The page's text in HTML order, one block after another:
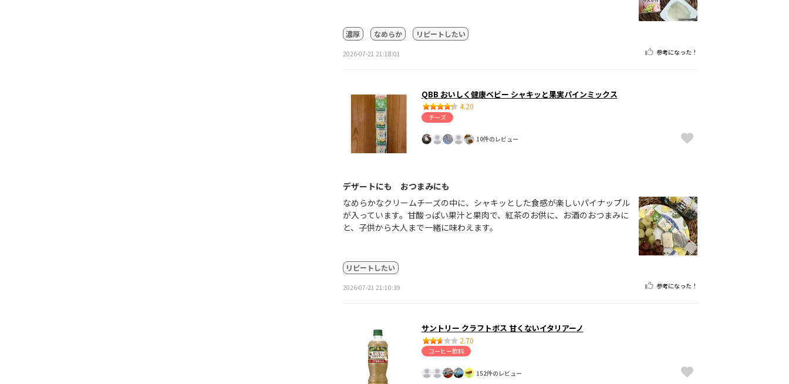
濃厚 なめらか リピートしたい
2026-07-21 21:18:01 参考になった！
QBB おいしく健康ベビー シャキッと果実パインミックス
4.20
チーズ
10件のレビュー
デザートにも おつまみにも
なめらかなクリームチーズの中に、シャキッとした食感が楽しいパイナップル
が入っています。甘酸っぱい果汁と果肉で、紅茶のお供に、お酒のおつまみに
と、子供から大人まで一緒に味わえます。
リピートしたい
2026-07-21 21:10:39 参考になった！
サントリー クラフトボス 甘くないイタリアーノ
2.70
コーヒー飲料
152件のレビュー